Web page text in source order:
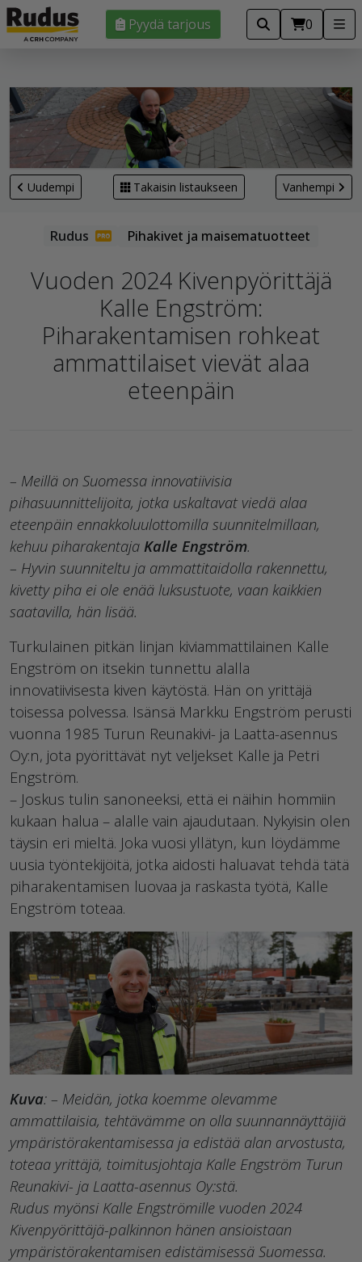
Pyydä tarjous 0
Uudempi Takaisin listaukseen Vanhempi
Pihakivet ja maisematuotteet
Vuoden 2024 Kivenpyörittäjä
Kalle Engström:
Piharakentamisen rohkeat
ammattilaiset vievät alaa
eteenpäin
– Meillä on Suomessa innovatiivisia
pihasuunnittelijoita, jotka uskaltavat viedä alaa
eteenpäin ennakkoluulottomilla suunnitelmillaan,
kehuu piharakentaja Kalle Engström.
– Hyvin suunniteltu ja ammattitaidolla rakennettu,
kivetty piha ei ole enää luksustuote, vaan kaikkien
saatavilla, hän lisää.
Turkulainen pitkän linjan kiviammattilainen Kalle
Engström on itsekin tunnettu alalla
innovatiivisesta kiven käytöstä. Hän on yrittäjä
toisessa polvessa. Isänsä Markku Engström perusti
vuonna 1985 Turun Reunakivi- ja Laatta-asennus
Oy:n, jota pyörittävät nyt veljekset Kalle ja Petri
Engström.
– Joskus tulin sanoneeksi, että ei näihin hommiin
kukaan halua – alalle vain ajaudutaan. Nykyisin olen
täysin eri mieltä. Joka vuosi yllätyn, kun löydämme
uusia työntekijöitä, jotka aidosti haluavat tehdä tätä
piharakentamisen luovaa ja raskasta työtä, Kalle
Engström toteaa.
Kuva: – Meidän, jotka koemme olevamme
ammattilaisia, tehtävämme on olla suunnannäyttäjiä
ympäristörakentamisessa ja edistää alan arvostusta,
toteaa yrittäjä, toimitusjohtaja Kalle Engström Turun
Reunakivi- ja Laatta-asennus Oy:stä.
Rudus myönsi Kalle Engströmille vuoden 2024
Kivenpyörittäjä-palkinnon hänen ansioistaan
ympäristörakentamisen edistämisessä Suomessa.